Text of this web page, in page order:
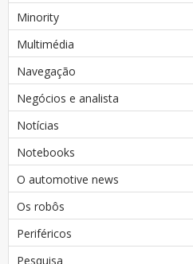
Minority
Multimédia
Navegação
Negócios e analista
Notícias
Notebooks
O automotive news
Os robôs
Periféricos
Pesquisa